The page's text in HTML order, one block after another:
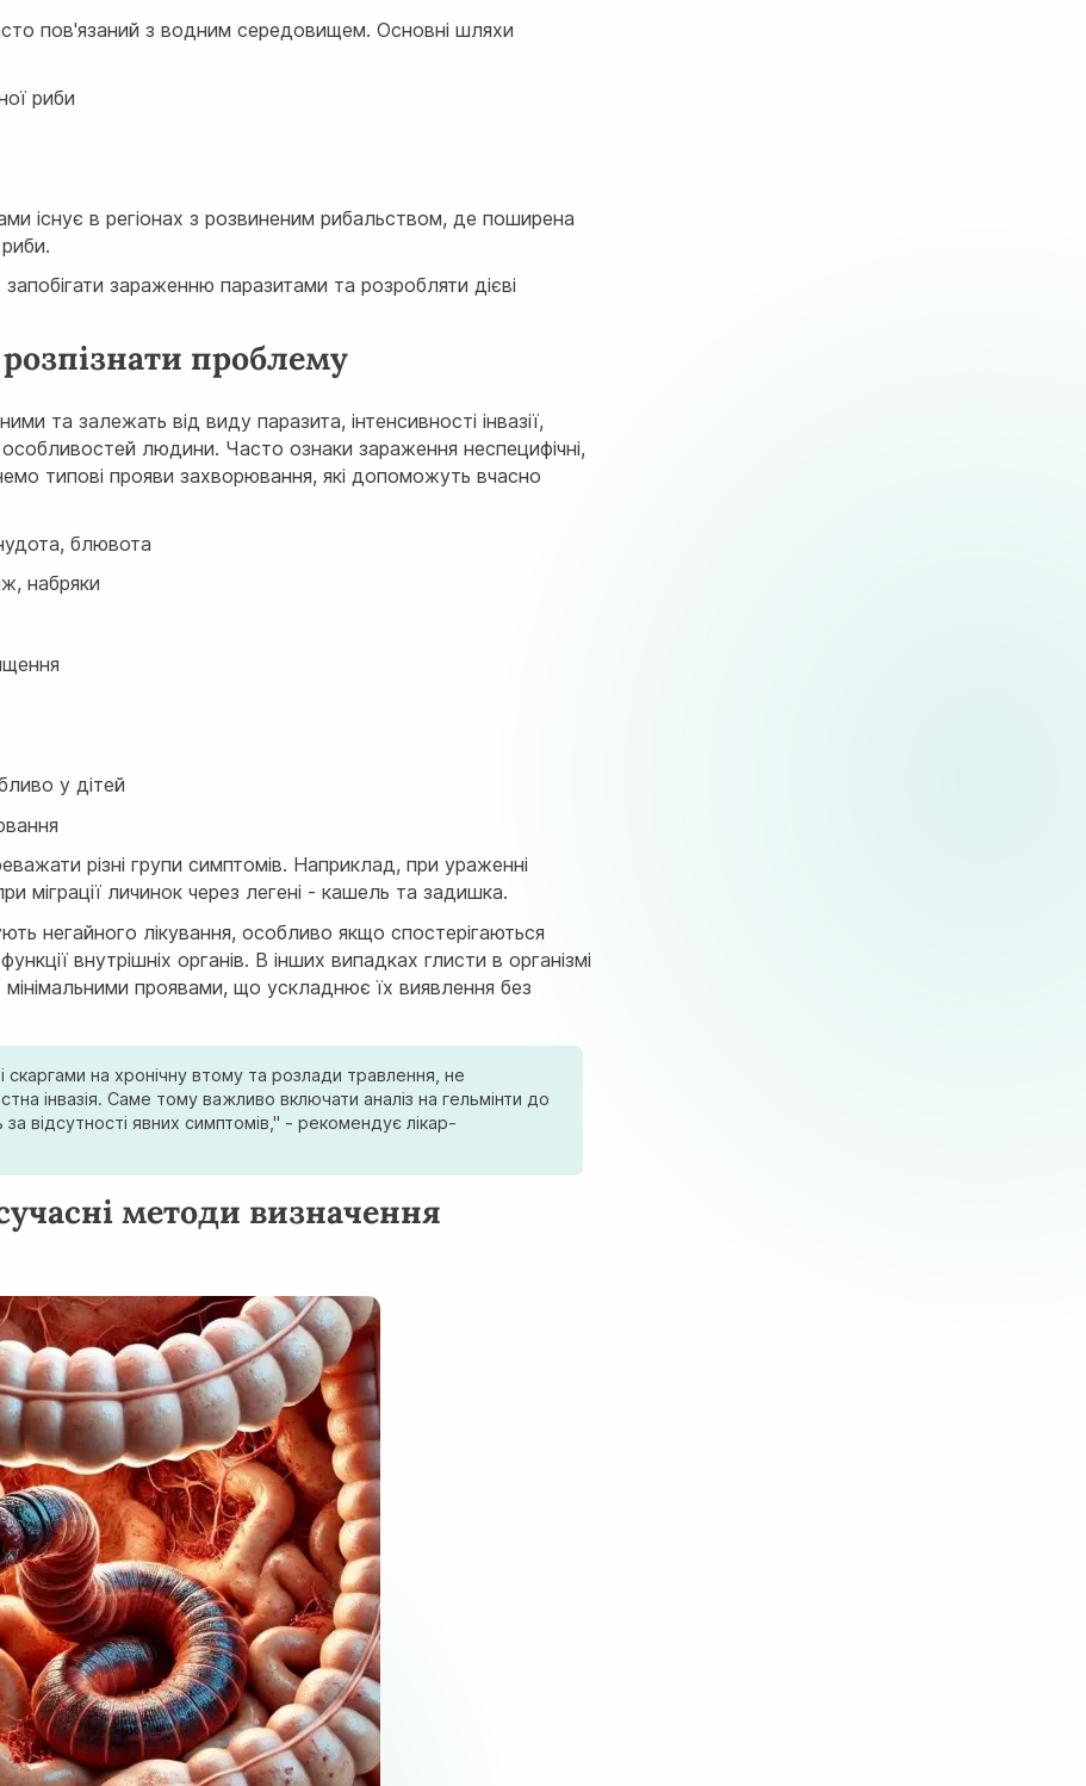
пов'язаний з водним середовищем. Основні шляхи
риби
існує в регіонах з розвиненим рибальством, де поширена
зараженню паразитами та розробляти дієві
проблему
та залежать від виду паразита, інтенсивності інвазії,
особливостей людини. Часто ознаки зараження неспецифічні,
типові прояви захворювання, які допоможуть вчасно
блювота
набряки
у дітей
різні групи симптомів. Наприклад, при ураженні
міграції личинок через легені - кашель та задишка.
негайного лікування, особливо якщо спостерігаються
внутрішніх органів. В інших випадках глисти в організмі
проявами, що ускладнює їх виявлення без
скаргами на хронічну втому та розлади травлення, не
інвазія. Саме тому важливо включати аналіз на гельмінти до
відсутності явних симптомів," - рекомендує лікар-
методи визначення